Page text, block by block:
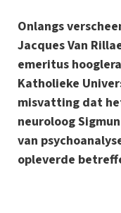
Onlangs
Jacques Van
emeritus
Katholieke
misvatting dat
neuroloog
van
opleverde